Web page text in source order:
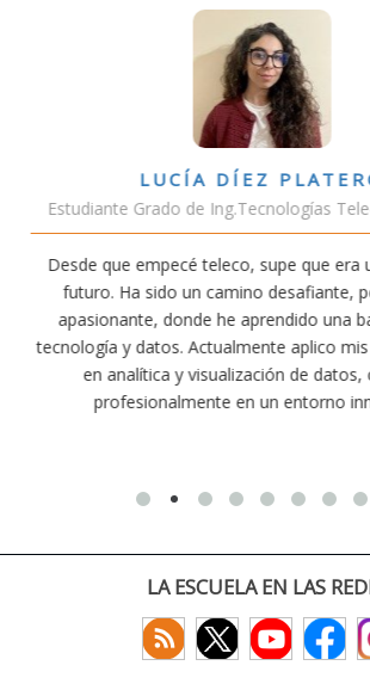
de
en
VÍCTOR
Estudiante Doble
Estudiar teleco me ha
conectividad afecta nuestra
exige esfuerzo, he dedicado
actividades como el
convencido de que elegir
decisiones que
LA ESCUELA EN LAS